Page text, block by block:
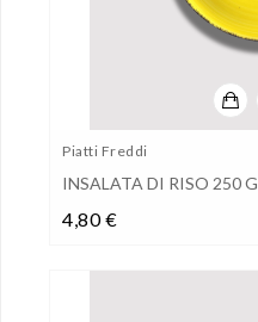
Piatti Freddi
INSALATA DI RISO 250 G
4,80 €Prezzo